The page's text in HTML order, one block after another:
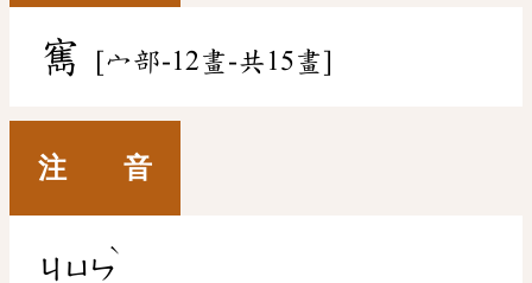
寯 [宀部-12畫-共15畫]
注 音
ㄐㄩㄣ
ˋ